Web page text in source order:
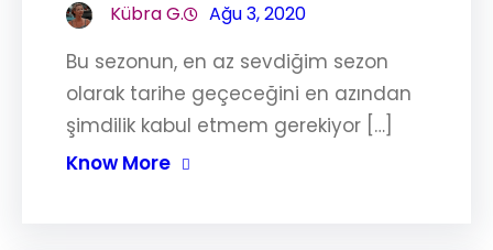
Kübra G. Ağu 3, 2020
Bu sezonun, en az sevdiğim sezon
olarak tarihe geçeceğini en azından
şimdilik kabul etmem gerekiyor […]
Know More